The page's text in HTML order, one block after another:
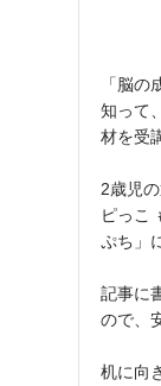
「脳
知って
材を受
2歳児
ピっこ
ぷち」
記事に
ので、
机に向